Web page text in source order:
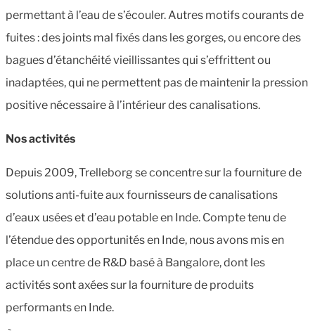
permettant à l’eau de s’écouler. Autres motifs courants de
fuites : des joints mal fixés dans les gorges, ou encore des
bagues d’étanchéité vieillissantes qui s’effrittent ou
inadaptées, qui ne permettent pas de maintenir la pression
positive nécessaire à l’intérieur des canalisations.
Nos activités
Depuis 2009, Trelleborg se concentre sur la fourniture de
solutions anti-fuite aux fournisseurs de canalisations
d’eaux usées et d’eau potable en Inde. Compte tenu de
l’étendue des opportunités en Inde, nous avons mis en
place un centre de R&D basé à Bangalore, dont les
activités sont axées sur la fourniture de produits
performants en Inde.